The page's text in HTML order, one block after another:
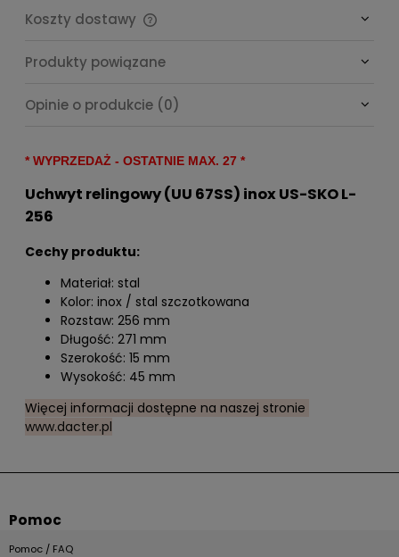
Koszty dostawy
Produkty powiązane
Opinie o produkcie (0)
* WYPRZEDAŻ - OSTATNIE MAX. 27 *
Uchwyt relingowy (UU 67SS) inox US-SKO L-
256
Cechy produktu:
Materiał: stal
Kolor: inox / stal szczotkowana
Rozstaw: 256 mm
Długość: 271 mm
Szerokość: 15 mm
Wysokość: 45 mm
Więcej informacji dostępne na naszej stronie
www.dacter.pl
Pomoc
Pomoc / FAQ